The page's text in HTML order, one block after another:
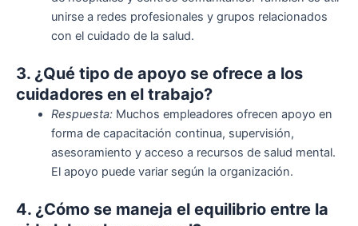
unirse a redes profesionales y grupos relacionados
con el cuidado de la salud.
3. ¿Qué tipo de apoyo se ofrece a los
cuidadores en el trabajo?
Respuesta:Muchos empleadores ofrecen apoyo en
forma de capacitación continua, supervisión,
asesoramiento y acceso a recursos de salud mental.
El apoyo puede variar según la organización.
4. ¿Cómo se maneja el equilibrio entre la